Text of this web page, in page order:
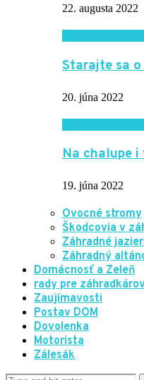
22. augusta 2022
Starajte sa
20. júna 2022
Na chalupe
19. júna 2022
Ovocné stromy
Škodcovia v
Záhradné
Záhradný
Domácnosť a Zeleň
rady pre
Zaujímavosti
Postav DOM
Dovolenka
Motorista
Zálesák